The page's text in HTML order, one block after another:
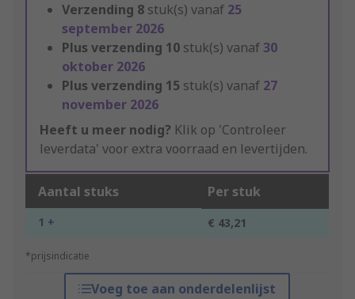
Verzending 8 stuk(s) vanaf 25
september 2026
Plus verzending 10 stuk(s) vanaf30
oktober 2026
Plus verzending 15 stuk(s) vanaf 27
november 2026
Heeft u meer nodig? Klik op 'Controleer
leverdata' voor extra voorraad en levertijden.
Aantal stuks Per stuk
1 + € 43,21
*prijsindicatie
Voeg toe aan onderdelenlijst